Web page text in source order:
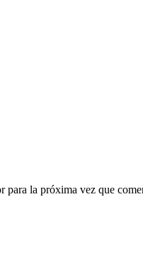
para la próxima vez que